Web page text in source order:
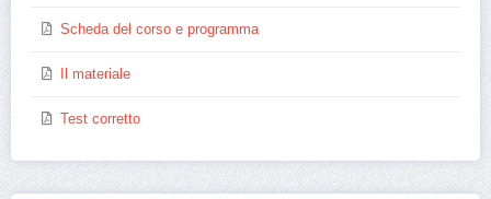
Scheda del corso e programma
Il materiale
Test corretto